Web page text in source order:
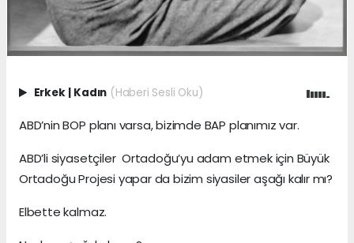
Erkek | Kadın (Haberi Sesli Oku)
ABD’nin BOP planı varsa, bizimde BAP planımız var.
ABD’li siyasetçiler Ortadoğu’yu adam etmek için Büyük
Ortadoğu Projesi yapar da bizim siyasiler aşağı kalır mı?
Elbette kalmaz.